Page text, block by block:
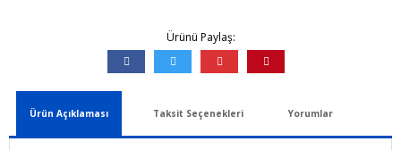
Ürünü Paylaş:
Ürün Açıklaması Taksit Seçenekleri Yorumlar